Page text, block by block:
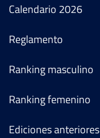
Calendario 2026
Reglamento
Ranking masculino
Ranking femenino
Ediciones anteriores